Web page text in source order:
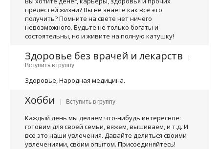
прелестей жизни? Вы не знаете как все это
получить? Помните на свете нет ничего
невозможного. Будьте не только богаты и
состоятельны, но и живите на полную катушку!
Здоровье без врачей и лекарств
Вступить в группу
Здоровье, Народная медицина.
Хобби | Вступить в группу
Каждый день мы делаем что-нибудь интересное:
готовим для своей семьи, вяжем, вышиваем, и т.д. И
все это наши увлечения. Давайте делиться своими
увлечениями, своим опытом. Присоединяйтесь!